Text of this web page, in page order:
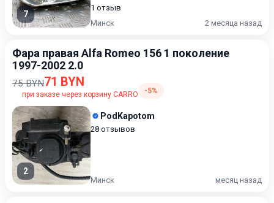
7
1 отзыв
Минск
2 месяца назад
Фара правая Alfa Romeo 156 1 поколение
1997-2002 2.0
75 BYN71 BYN
при заказе через корзину CARRO -5%
2
PodKapotom
28 отзывов
Минск месяц назад